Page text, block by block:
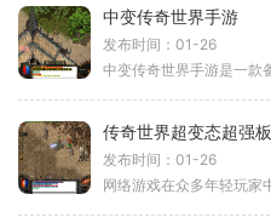
中变传奇世界手游
发布时间：01-26
传奇世界超变态超强板
发布时间：01-26